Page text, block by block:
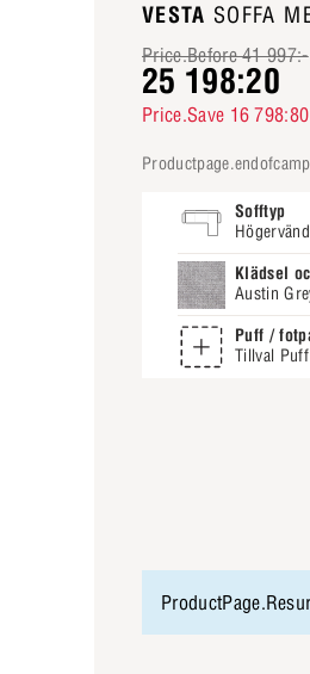
VESTA SOFFA
Price.Before 41 997:-
25 198:20
Price.Save 16 798:80
Sofftyp
Klädsel
Austin
Puff /
Tillval